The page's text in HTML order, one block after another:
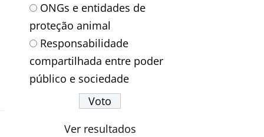
ONGs e entidades de
proteção animal
Responsabilidade
compartilhada entre poder
público e sociedade
Ver resultados